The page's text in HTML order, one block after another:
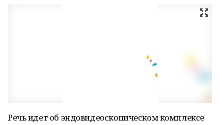
Речь идет об эндовидеоскопическом комплексе